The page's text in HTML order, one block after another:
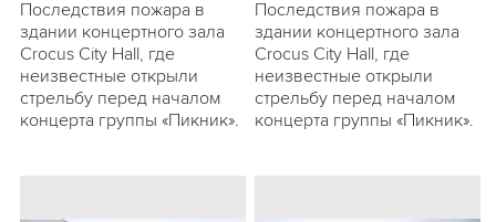
Последствия пожара в
здании концертного зала
Crocus City Hall, где
неизвестные открыли
стрельбу перед началом
концерта группы «Пикник».
Последствия пожара в
здании концертного зала
Crocus City Hall, где
неизвестные открыли
стрельбу перед началом
концерта группы «Пикник».